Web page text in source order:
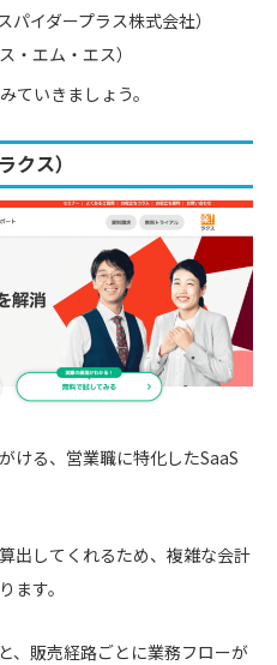
イダープラス株式会社）
・エム・エス）
ていきましょう。
クス）
ける、営業職に特化したSaaS
出してくれるため、複雑な会計
ます。
、販売経路ごとに業務フローが